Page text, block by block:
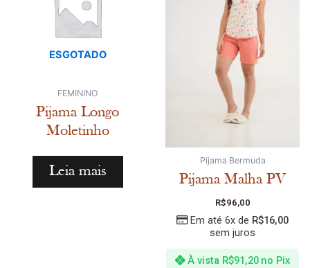
ESGOTADO
FEMININO
Pijama Longo
Moletinho
Leia mais
Pijama Bermuda
Pijama Malha PV
R$96,00
À vista R$91,20 no Pix
Em até 6x de R$16,00
sem juros